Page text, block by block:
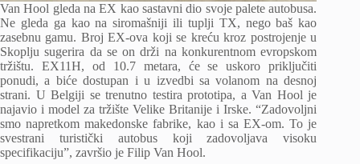
Van Hool gleda na EX kao sastavni dio svoje palete autobusa.
Ne gleda ga kao na siromašniji ili tuplji TX, nego baš kao
zasebnu gamu. Broj EX-ova koji se kreću kroz postrojenje u
Skoplju sugerira da se on drži na konkurentnom evropskom
tržištu. EX11H, od 10.7 metara, će se uskoro priključiti
ponudi, a biće dostupan i u izvedbi sa volanom na desnoj
strani. U Belgiji se trenutno testira prototipa, a Van Hool je
najavio i model za tržište Velike Britanije i Irske. “Zadovoljni
smo napretkom makedonske fabrike, kao i sa EX-om. To je
svestrani turistički autobus koji zadovoljava visoku
specifikaciju”, završio je Filip Van Hool.